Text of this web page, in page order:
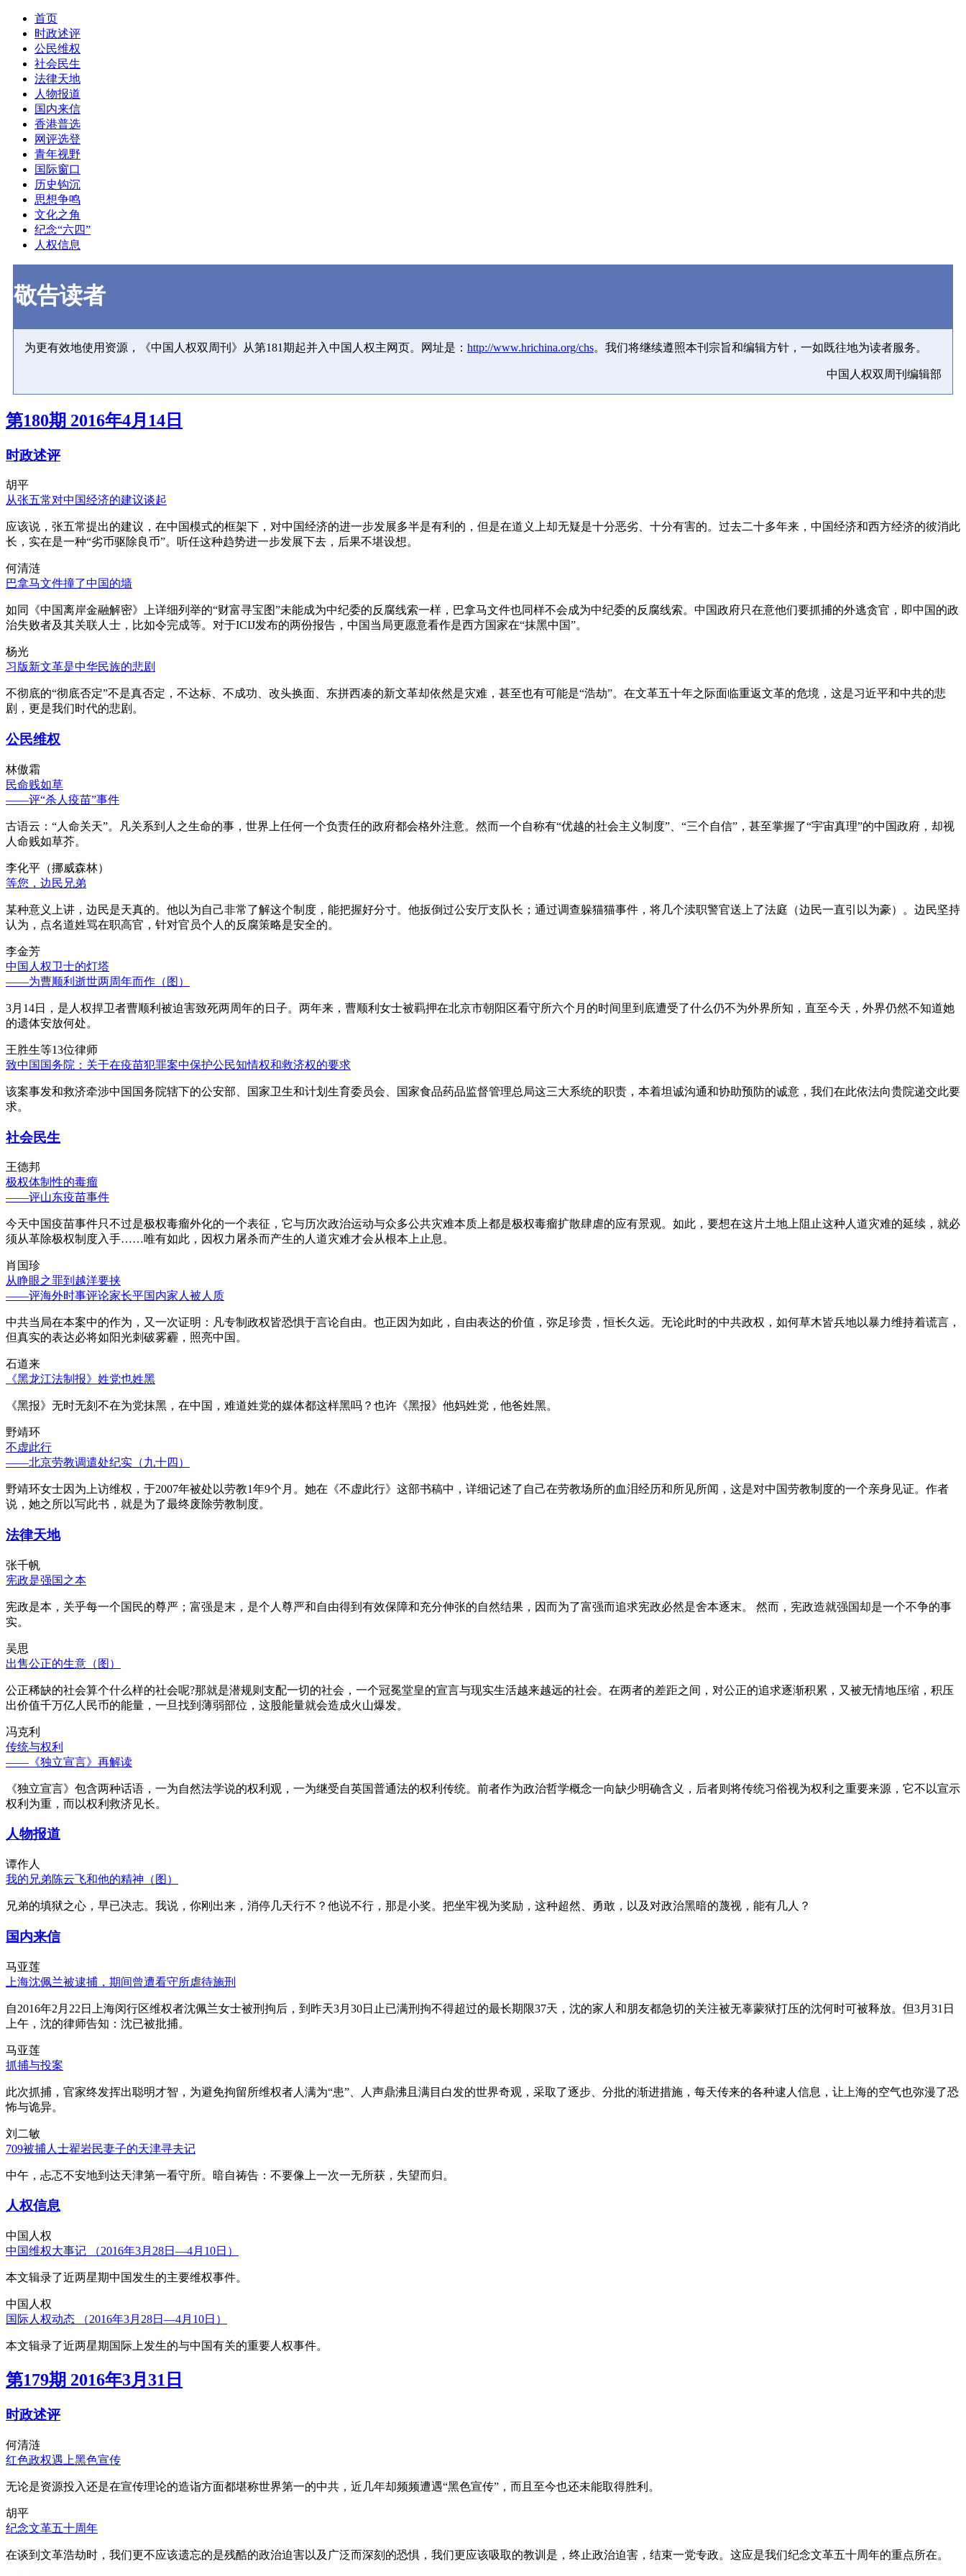
首页
时政述评
公民维权
社会民生
法律天地
人物报道
国内来信
香港普选
网评选登
青年视野
国际窗口
历史钩沉
思想争鸣
文化之角
纪念“六四”
人权信息
敬告读者
为更有效地使用资源，《中国人权双周刊》从第181期起并入中国人权主网页。网址是： http://www.hrichina.org/chs。我们将继续遵照本刊宗旨和编辑方针，一如既往地为读者服务。
中国人权双周刊编辑部
第180期 2016年4月14日
时政述评
胡平
从张五常对中国经济的建议谈起
应该说，张五常提出的建议，在中国模式的框架下，对中国经济的进一步发展多半是有利的，但是在道义上却无疑是十分恶劣、十分有害的。过去二十多年来，中国经济和西方经济的彼消此
长，实在是一种“劣币驱除良币”。听任这种趋势进一步发展下去，后果不堪设想。
何清涟
巴拿马文件撞了中国的墙
如同《中国离岸金融解密》上详细列举的“财富寻宝图”未能成为中纪委的反腐线索一样，巴拿马文件也同样不会成为中纪委的反腐线索。中国政府只在意他们要抓捕的外逃贪官，即中国的政
治失败者及其关联人士，比如令完成等。对于ICIJ发布的两份报告，中国当局更愿意看作是西方国家在“抹黑中国”。
杨光
习版新文革是中华民族的悲剧
不彻底的“彻底否定”不是真否定，不达标、不成功、改头换面、东拼西凑的新文革却依然是灾难，甚至也有可能是“浩劫”。在文革五十年之际面临重返文革的危境，这是习近平和中共的悲
剧，更是我们时代的悲剧。
公民维权
林傲霜
民命贱如草
——评“杀人疫苗”事件
古语云：“人命关天”。凡关系到人之生命的事，世界上任何一个负责任的政府都会格外注意。然而一个自称有“优越的社会主义制度”、“三个自信”，甚至掌握了“宇宙真理”的中国政府，却视
人命贱如草芥。
李化平（挪威森林）
等您，边民兄弟
某种意义上讲，边民是天真的。他以为自己非常了解这个制度，能把握好分寸。他扳倒过公安厅支队长；通过调查躲猫猫事件，将几个渎职警官送上了法庭（边民一直引以为豪）。边民坚持
认为，点名道姓骂在职高官，针对官员个人的反腐策略是安全的。
李金芳
中国人权卫士的灯塔
——为曹顺利逝世两周年而作（图）
3月14日，是人权捍卫者曹顺利被迫害致死两周年的日子。两年来，曹顺利女士被羁押在北京市朝阳区看守所六个月的时间里到底遭受了什么仍不为外界所知，直至今天，外界仍然不知道她
的遗体安放何处。
王胜生等13位律师
致中国国务院：关于在疫苗犯罪案中保护公民知情权和救济权的要求
该案事发和救济牵涉中国国务院辖下的公安部、国家卫生和计划生育委员会、国家食品药品监督管理总局这三大系统的职责，本着坦诚沟通和协助预防的诚意，我们在此依法向贵院递交此要
求。
社会民生
王德邦
极权体制性的毒瘤
——评山东疫苗事件
今天中国疫苗事件只不过是极权毒瘤外化的一个表征，它与历次政治运动与众多公共灾难本质上都是极权毒瘤扩散肆虐的应有景观。如此，要想在这片土地上阻止这种人道灾难的延续，就必
须从革除极权制度入手……唯有如此，因权力屠杀而产生的人道灾难才会从根本上止息。
肖国珍
从睁眼之罪到越洋要挟
——评海外时事评论家长平国内家人被人质
中共当局在本案中的作为，又一次证明：凡专制政权皆恐惧于言论自由。也正因为如此，自由表达的价值，弥足珍贵，恒长久远。无论此时的中共政权，如何草木皆兵地以暴力维持着谎言，
但真实的表达必将如阳光刺破雾霾，照亮中国。
石道来
《黑龙江法制报》姓党也姓黑
《黑报》无时无刻不在为党抹黑，在中国，难道姓党的媒体都这样黑吗？也许《黑报》他妈姓党，他爸姓黑。
野靖环
不虚此行
——北京劳教调遣处纪实（九十四）
野靖环女士因为上访维权，于2007年被处以劳教1年9个月。她在《不虚此行》这部书稿中，详细记述了自己在劳教场所的血泪经历和所见所闻，这是对中国劳教制度的一个亲身见证。作者
说，她之所以写此书，就是为了最终废除劳教制度。
法律天地
张千帆
宪政是强国之本
宪政是本，关乎每一个国民的尊严；富强是末，是个人尊严和自由得到有效保障和充分伸张的自然结果，因而为了富强而追求宪政必然是舍本逐末。 然而，宪政造就强国却是一个不争的事
实。
吴思
出售公正的生意（图）
公正稀缺的社会算个什么样的社会呢?那就是潜规则支配一切的社会，一个冠冕堂皇的宣言与现实生活越来越远的社会。在两者的差距之间，对公正的追求逐渐积累，又被无情地压缩，积压
出价值千万亿人民币的能量，一旦找到薄弱部位，这股能量就会造成火山爆发。
冯克利
传统与权利
——《独立宣言》再解读
《独立宣言》包含两种话语，一为自然法学说的权利观，一为继受自英国普通法的权利传统。前者作为政治哲学概念一向缺少明确含义，后者则将传统习俗视为权利之重要来源，它不以宣示
权利为重，而以权利救济见长。
人物报道
谭作人
我的兄弟陈云飞和他的精神（图）
兄弟的填狱之心，早已决志。我说，你刚出来，消停几天行不？他说不行，那是小奖。把坐牢视为奖励，这种超然、勇敢，以及对政治黑暗的蔑视，能有几人？
国内来信
马亚莲
上海沈佩兰被逮捕，期间曾遭看守所虐待施刑
自2016年2月22日上海闵行区维权者沈佩兰女士被刑拘后，到昨天3月30日止已满刑拘不得超过的最长期限37天，沈的家人和朋友都急切的关注被无辜蒙狱打压的沈何时可被释放。但3月31日
上午，沈的律师告知：沈已被批捕。
马亚莲
抓捕与投案
此次抓捕，官家终发挥出聪明才智，为避免拘留所维权者人满为“患”、人声鼎沸且满目白发的世界奇观，采取了逐步、分批的渐进措施，每天传来的各种逮人信息，让上海的空气也弥漫了恐
怖与诡异。
刘二敏
709被捕人士翟岩民妻子的天津寻夫记
中午，忐忑不安地到达天津第一看守所。暗自祷告：不要像上一次一无所获，失望而归。
人权信息
中国人权
中国维权大事记 （2016年3月28日—4月10日）
本文辑录了近两星期中国发生的主要维权事件。
中国人权
国际人权动态 （2016年3月28日—4月10日）
本文辑录了近两星期国际上发生的与中国有关的重要人权事件。
第179期 2016年3月31日
时政述评
何清涟
红色政权遇上黑色宣传
无论是资源投入还是在宣传理论的造诣方面都堪称世界第一的中共，近几年却频频遭遇“黑色宣传”，而且至今也还未能取得胜利。
胡平
纪念文革五十周年
在谈到文革浩劫时，我们更不应该遗忘的是残酷的政治迫害以及广泛而深刻的恐惧，我们更应该吸取的教训是，终止政治迫害，结束一党专政。这应是我们纪念文革五十周年的重点所在。